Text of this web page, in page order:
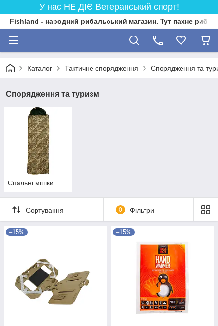
У нас НЕ ДІЄ Ветеранський спорт!
Fishland - народний рибальський магазин. Тут пахне
Каталог Тактичне спорядження Спорядження та
Спорядження та туризм
Спальні мішки
Сортування 0 Фільтри
–15% –15%